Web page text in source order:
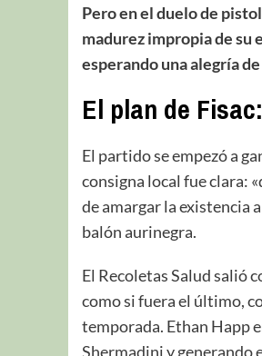
Pero en el duelo de
madurez impropia de su
esperando una alegría
El plan de
El partido se empezó a
consigna local fue clara:
de amargar la existencia
balón aurinegra.
El Recoletas Salud salió
como si fuera el último,
temporada. Ethan Happ
Shermadini y generando